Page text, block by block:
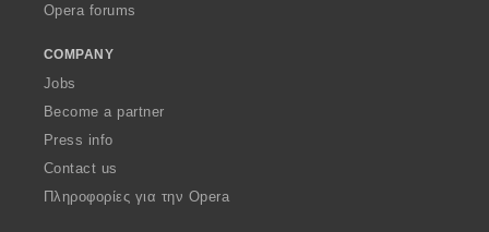
Opera forums
COMPANY
Jobs
Become a partner
Press info
Contact us
Πληροφορίες για την Opera